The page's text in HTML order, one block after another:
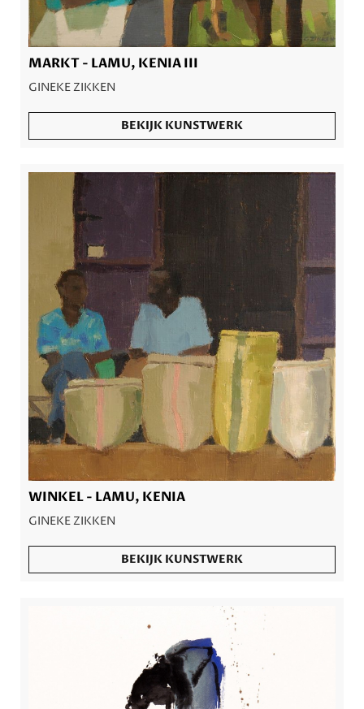
MARKT - LAMU, KENIA III
GINEKE ZIKKEN
BEKIJK KUNSTWERK
WINKEL - LAMU, KENIA
GINEKE ZIKKEN
BEKIJK KUNSTWERK